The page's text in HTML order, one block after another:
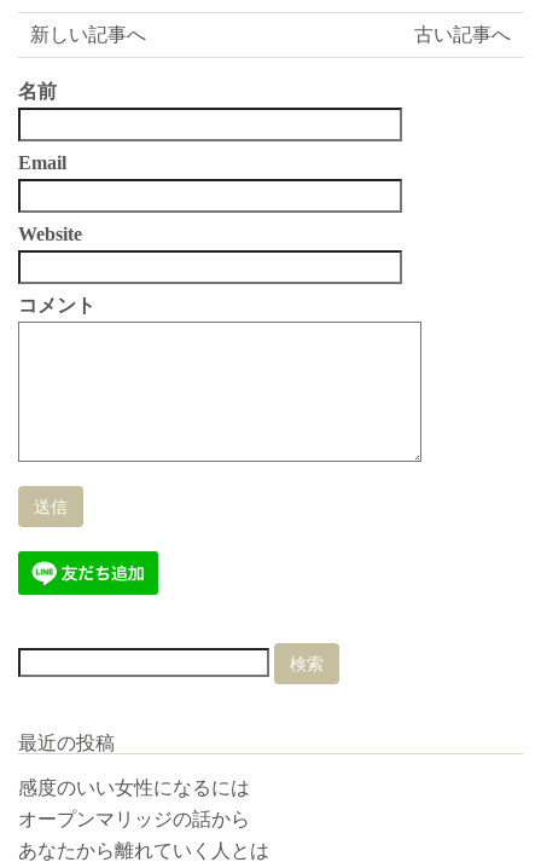
古い記事へ
新しい記事へ
名前
Email
Website
コメント
最近の投稿
感度のいい女性になるには
オープンマリッジの話から
あなたから離れていく人とは